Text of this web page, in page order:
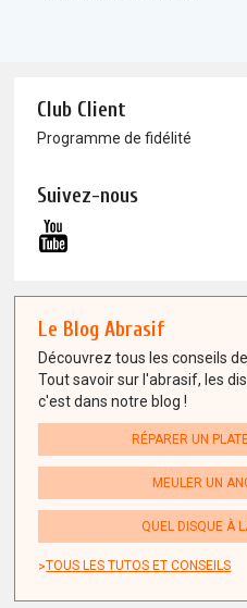
Club Client
Programme de fidélité
Suivez-nous
Le Blog Abrasif
Découvrez tous les conseils
Tout savoir sur l'abrasif, les
c'est dans notre blog !
RÉPARER UN
MEULER UN
QUEL DISQUE À
TOUS LES TUTOS ET CONSEILS